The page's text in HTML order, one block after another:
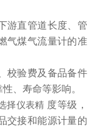
游直管道长度、管
气煤气流量计的准
校验费及备品备件
、寿命等影响。
择仪表精 度等级，
交接和能源计量的